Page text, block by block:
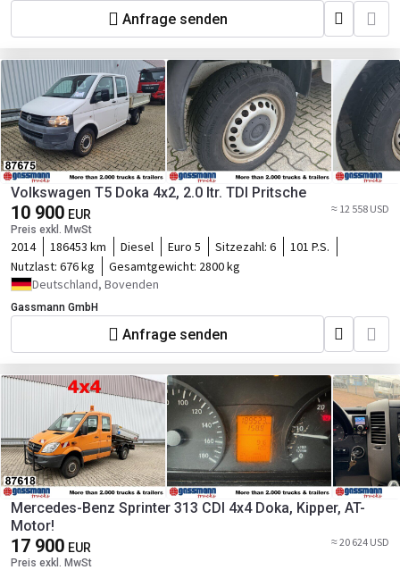
Anfrage senden
Volkswagen T5 Doka 4x2, 2.0 ltr. TDI Pritsche
10 900 EUR
Preis exkl. MwSt
≈ 12 558 USD
2014 186453 km Diesel Euro 5 Sitzezahl: 6
101 P.S.
Nutzlast: 676 kg Gesamtgewicht: 2800 kg
Deutschland, Bovenden
Gassmann GmbH
Anfrage senden
Mercedes-Benz Sprinter 313 CDI 4x4 Doka, Kipper, AT-
Motor!
17 900 EUR
Preis exkl. MwSt
≈ 20 624 USD